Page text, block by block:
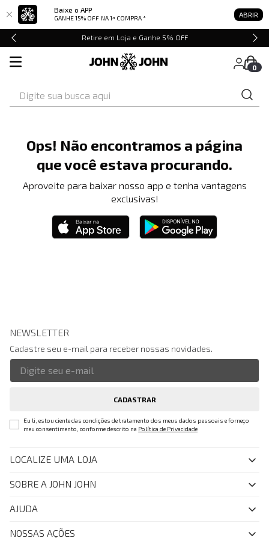
Baixe o APP
GANHE 15% OFF NA 1ª COMPRA * ABRIR
Retire em Loja e Ganhe 5% OFF
0
Ops! Não encontramos a página
que você estava procurando.
Aproveite para baixar nosso app e tenha vantagens
exclusivas!
NEWSLETTER
Cadastre seu e-mail para receber nossas novidades.
CADASTRAR
Eu li, estou ciente das condições de tratamento dos meus dados pessoais e forneço
meu consentimento, conforme descrito na Política de Privacidade
LOCALIZE UMA LOJA
SOBRE A JOHN JOHN
Quem Somos
AJUDA
FAQ
NOSSAS AÇÕES